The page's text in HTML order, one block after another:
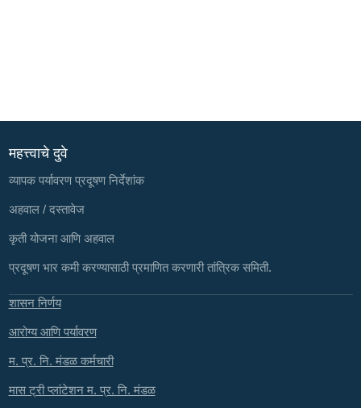
महत्त्वाचे दुवे
व्यापक पर्यावरण प्रदूषण निर्देशांक
अहवाल / दस्तावेज
कृती योजना आणि अहवाल
प्रदूषण भार कमी करण्यासाठी प्रमाणित करणारी तांत्रिक समिती.
शासन निर्णय
आरोग्य आणि पर्यावरण
म. प्र. नि. मंडळ कर्मचारी
मास ट्री प्लांटेशन म. प्र. नि. मंडळ